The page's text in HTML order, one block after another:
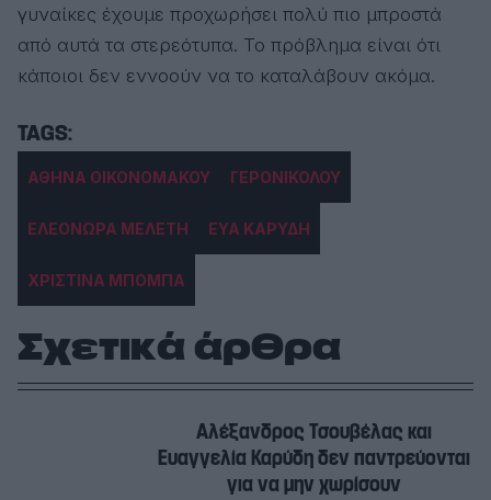
γυναίκες έχουμε προχωρήσει πολύ πιο μπροστά
από αυτά τα στερεότυπα. Το πρόβλημα είναι ότι
κάποιοι δεν εννοούν να το καταλάβουν ακόμα.
ΑΘΗΝΑ ΟΙΚΟΝΟΜΑΚΟΥ ΓΕΡΟΝΙΚΟΛΟΥ
ΕΛΕΟΝΩΡΑ ΜΕΛΕΤΗ ΕΥΑ ΚΑΡΥΔΗ
ΧΡΙΣΤΙΝΑ ΜΠΟΜΠΑ
Σχετικά άρθρα
Αλέξανδρος Τσουβέλας και
Ευαγγελία Καρύδη δεν παντρεύονται
για να μην χωρίσουν